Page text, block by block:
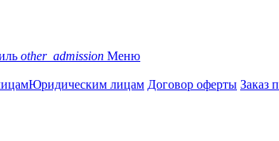
other_admission Меню
Юридическим лицам Договор оферты Заказ